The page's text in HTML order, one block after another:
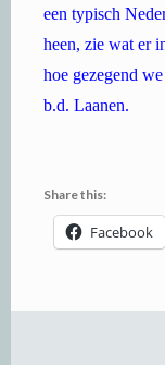
een typisch
heen, zie wat er
hoe gezegend
b.d. Laanen.
Share this:
Facebook